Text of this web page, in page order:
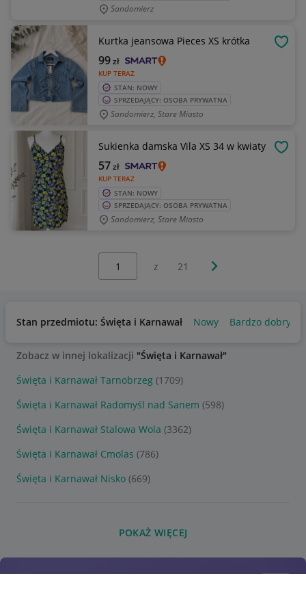
Sandomierz
Kurtka jeansowa Pieces XS krótka
KUP TERAZ
99zł
STAN: NOWY
SPRZEDAJĄCY: OSOBA PRYWATNA
Sandomierz, Stare Miasto
Sukienka damska Vila XS 34 w kwiaty
KUP TERAZ
57zł
STAN: NOWY
SPRZEDAJĄCY: OSOBA PRYWATNA
Sandomierz, Stare Miasto
z 21 Następna strona
Stan przedmiotu: Święta i Karnawał Nowy Bardzo dobry
Zobacz w innej lokalizacji "Święta i Karnawał"
Święta i Karnawał Tarnobrzeg (1709)
Święta i Karnawał Radomyśl nad Sanem (598)
Święta i Karnawał Stalowa Wola (3362)
Święta i Karnawał Cmolas (786)
Święta i Karnawał Nisko (669)
POKAŻ WIĘCEJ